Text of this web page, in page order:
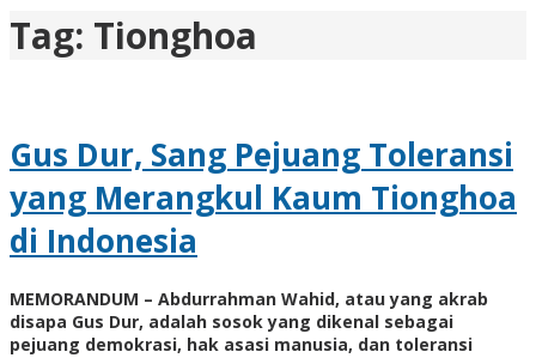
Tag: Tionghoa
Gus Dur, Sang Pejuang Toleransi
yang Merangkul Kaum Tionghoa
di Indonesia
MEMORANDUM – Abdurrahman Wahid, atau yang akrab
disapa Gus Dur, adalah sosok yang dikenal sebagai
pejuang demokrasi, hak asasi manusia, dan toleransi